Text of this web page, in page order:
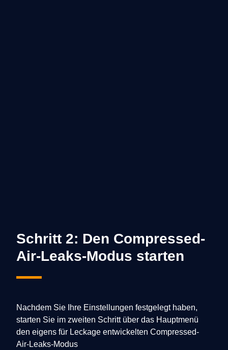
Schritt 2: Den Compressed-
Air-Leaks-Modus starten
Nachdem Sie Ihre Einstellungen festgelegt haben,
starten Sie im zweiten Schritt über das Hauptmenü
den eigens für Leckage entwickelten Compressed-
Air-Leaks-Modus